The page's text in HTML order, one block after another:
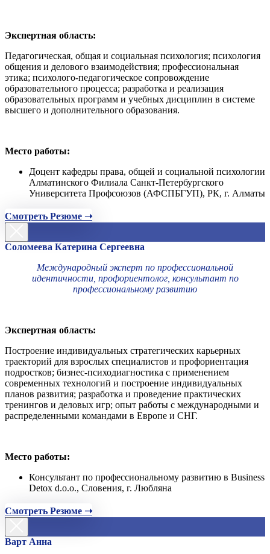
Экспертная область:
Педагогическая, общая и социальная психология; психология
общения и делового взаимодействия; профессиональная
этика; психолого-педагогическое сопровождение
образовательного процесса; разработка и реализация
образовательных программ и учебных дисциплин в системе
высшего и дополнительного образования.
Место работы:
Доцент кафедры права, общей и социальной психологии
Алматинского Филиала Санкт-Петербургского
Университета Профсоюзов (АФСПБГУП), РК, г. Алматы
Смотреть Резюме ➝
Соломеева Катерина Сергеевна
Международный эксперт по профессиональной
идентичности, профориентолог, консультант по
профессиональному развитию
Экспертная область:
Построение индивидуальных стратегических карьерных
траекторий для взрослых специалистов и профориентация
подростков; бизнес-психодиагностика с применением
современных технологий и построение индивидуальных
планов развития; разработка и проведение практических
тренингов и деловых игр; опыт работы с международными и
распределенными командами в Европе и СНГ.
Место работы:
Консультант по профессиональному развитию в Business
Detox d.o.o., Словения, г. Любляна
Смотреть Резюме ➝
Варт Анна